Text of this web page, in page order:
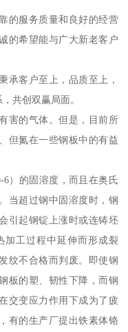
的服务质量和良好的经营
的希望能与广大新老客户
承客户至上，品质至上，
共创双赢局面。
害的气体。但是，目前所
但氮在一些钢板中的有益
6）的固溶度，而且在奥氏
当超过钢中固溶度时，钢
引起钢锭上涨时或连铸坯
加工过程中延伸而形成裂
纹不合格而判废。即使钢
板的塑、韧性下降，而钢
交变应力作用下成为了疲
有的生产厂提出铁素体铬